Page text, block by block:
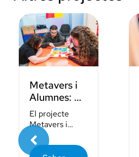
Metavers i
Alumnes: Un
Món
d’Oportunitats
per a la
Inclusió
El projecte
Metavers i
Alumnes busca
revolucionar